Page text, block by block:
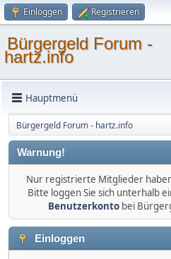
Einloggen Registrieren
Bürgergeld Forum -
hartz.info
Hauptmenü
Bürgergeld Forum - hartz.info
Warnung!
Nur registrierte Mitglieder
Bitte loggen Sie sich unterhalb
Benutzerkonto bei
Einloggen